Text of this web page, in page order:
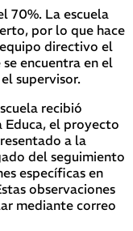
70%. La escuela
por lo que hace
directivo el
encuentra en el
supervisor.
recibió
el proyecto
a la
del seguimiento
específicas en
observaciones
mediante correo